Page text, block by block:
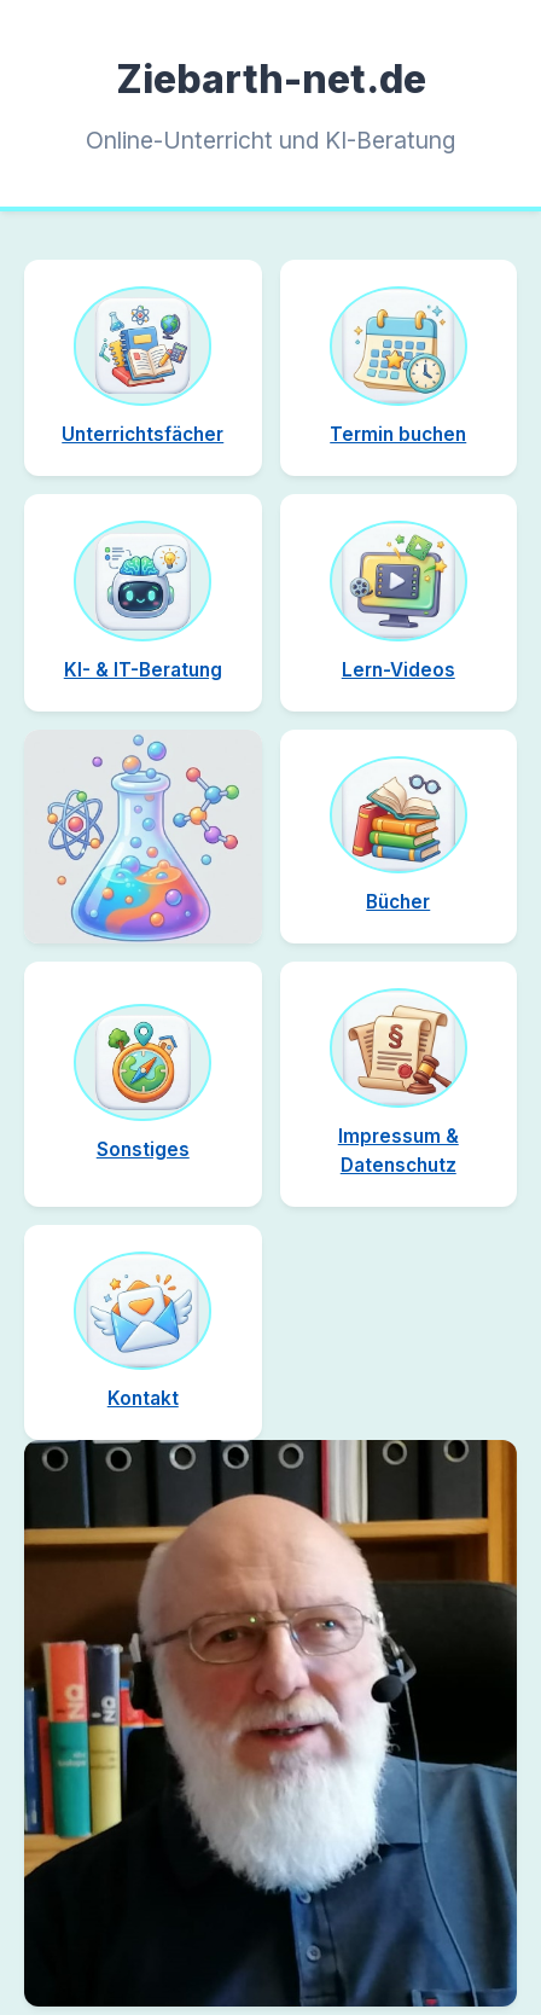
Ziebarth-net.de
Online-Unterricht und KI-Beratung
Unterrichtsfächer Termin buchen
KI- & IT-Beratung Lern-Videos
Bücher
Sonstiges
Impressum &
Datenschutz
Kontakt
Harald Ziebarth
hz001.png